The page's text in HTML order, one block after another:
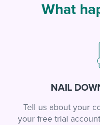
What
NAIL
Tell us about your
your free trial